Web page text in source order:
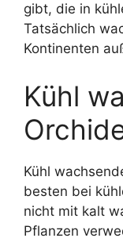
gibt, die in
Tatsächlich
Kontinenten
Kühl
Kühl
besten bei
nicht mit kalt
Pflanzen